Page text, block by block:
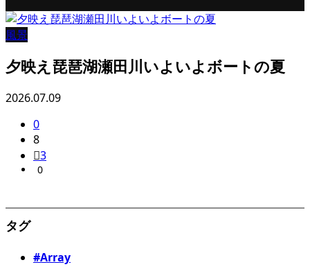
風景
夕映え琵琶湖瀬田川いよいよボートの夏
2026.07.09
0
8
3
0
タグ
#Array